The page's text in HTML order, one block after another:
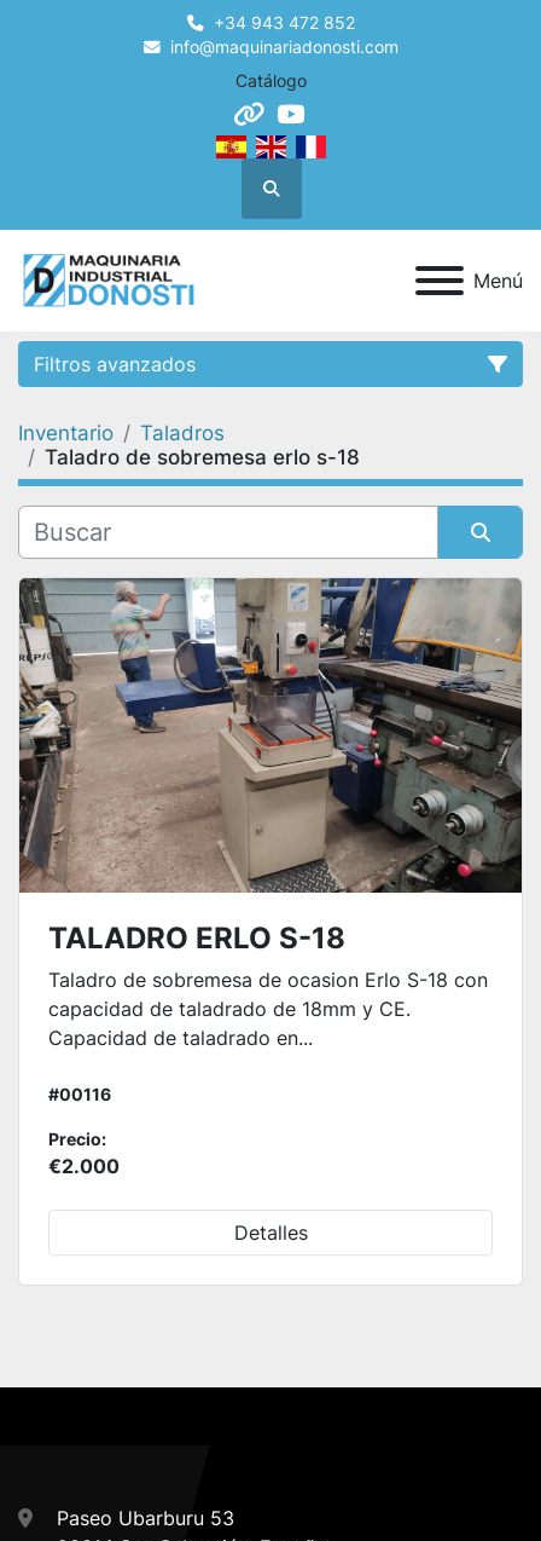
+34 943 472 852
info@maquinariadonosti.com
Catálogo
otheryoutube
Buscar
Menú
Filtros avanzados
Categoría
Condición
Inventario
Taladros
Taladro de sobremesa erlo s-18
Ordenar por
TALADRO ERLO S-18
Taladro de sobremesa de ocasion Erlo S-18 con
capacidad de taladrado de 18mm y CE.
Capacidad de taladrado en...
#00116
Precio:
€2.000
Detalles
Paseo Ubarburu 53